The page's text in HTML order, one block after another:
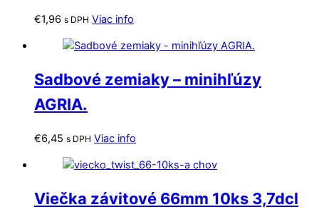
€1,96 s DPH Viac info
Sadbové zemiaky – minihľúzy
AGRIA.
€6,45 s DPH Viac info
Viečka závitové 66mm 10ks 3,7dcl